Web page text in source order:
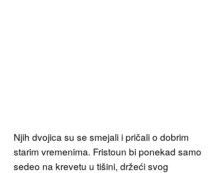
Njih dvojica su se smejali i pričali o dobrim
starim vremenima. Fristoun bi ponekad samo
sedeo na krevetu u tišini, držeći svog